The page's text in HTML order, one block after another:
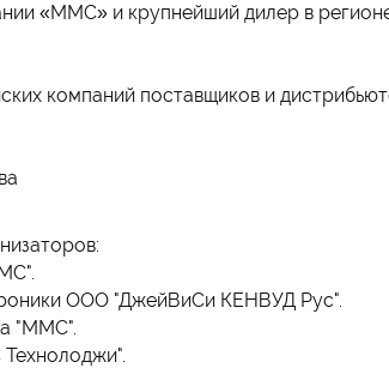
«ММС» и крупнейший дилер в
компаний поставщиков и
ООО "ДжейВиСи КЕНВУД Рус".
"ММС".